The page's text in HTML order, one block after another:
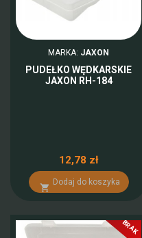
MARKA: JAXON
PUDEŁKO WĘDKARSKIE
JAXON RH-184
12,78 zł

Dodaj do koszyka
BRAK